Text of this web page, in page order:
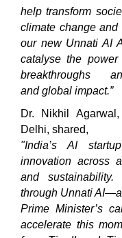
help transform
climate change
our new Unnati AI
catalyse the
breakthroughs
and global impact.”
Dr. Nikhil
Delhi, shared,
"India’s AI
innovation across
and
through Unnati
Prime Minister’s
accelerate this